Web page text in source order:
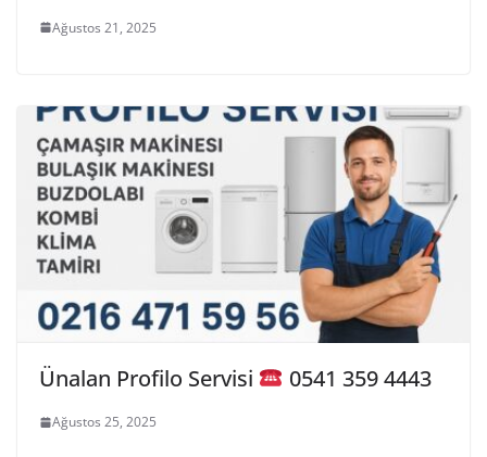
Ağustos 21, 2025
Ünalan Profilo Servisi 0541 359 4443
Ağustos 25, 2025